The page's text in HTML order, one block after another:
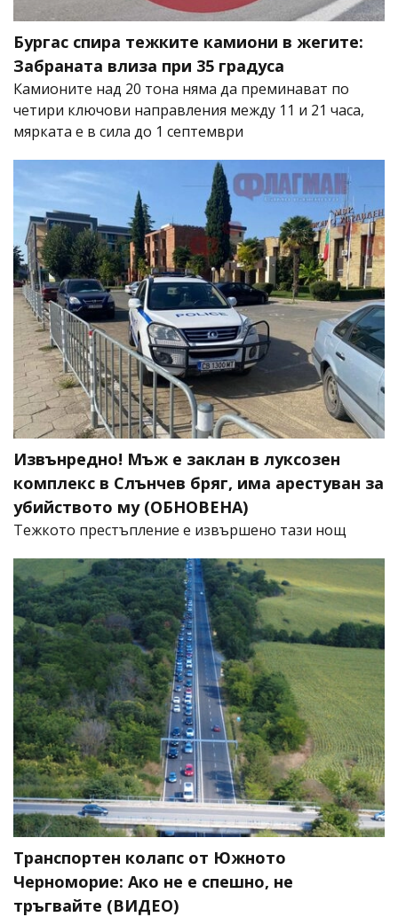
Бургас спира тежките камиони в жегите:
Забраната влиза при 35 градуса
Камионите над 20 тона няма да преминават по
четири ключови направления между 11 и 21 часа,
мярката е в сила до 1 септември
Извънредно! Мъж е заклан в луксозен
комплекс в Слънчев бряг, има арестуван за
убийството му (ОБНОВЕНА)
​Тежкото престъпление е извършено тази нощ
Транспортен колапс от Южното
Черноморие: Ако не е спешно, не
тръгвайте (ВИДЕО)